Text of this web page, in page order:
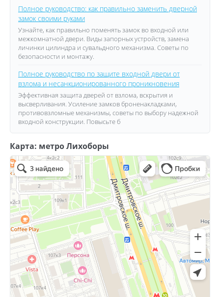
Полное руководство: как правильно заменить дверной
замок своими руками
Узнайте, как правильно поменять замок во входной или
межкомнатной двери. Виды запорных устройств, замена
личинки цилиндра и сувальдного механизма. Советы по
безопасности и монтажу.
Полное руководство по защите входной двери от
взлома и несанкционированного проникновения
Эффективная защита дверей от взлома, вскрытия и
высверливания. Усиление замков броненакладками,
противовзломные механизмы, советы по выбору надежной
входной конструкции. Повысьте б
Карта: метро Лихоборы